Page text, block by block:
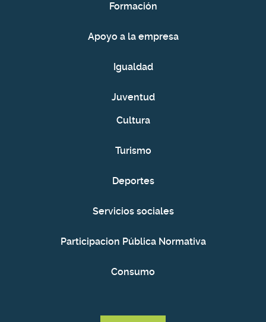
Formación
Apoyo a la empresa
Igualdad
Juventud
Cultura
Turismo
Deportes
Servicios sociales
Participacion Pública Normativa
Consumo